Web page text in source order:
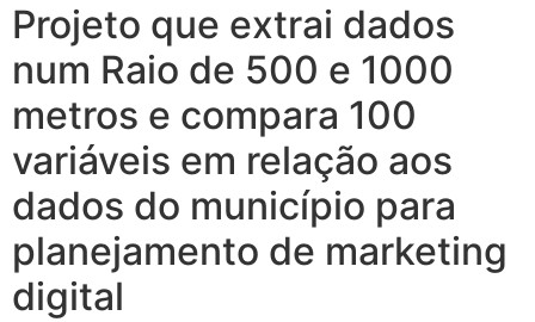
Projeto que extrai dados
num Raio de 500 e 1000
metros e compara 100
variáveis em relação aos
dados do município para
planejamento de marketing
digital